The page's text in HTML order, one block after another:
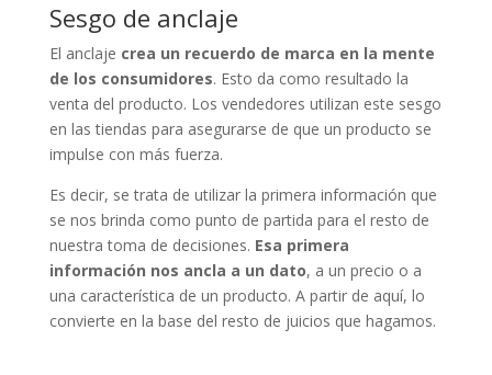
Sesgo de anclaje
El anclaje crea un recuerdo de marca en la mente
de los consumidores. Esto da como resultado la
venta del producto. Los vendedores utilizan este sesgo
en las tiendas para asegurarse de que un producto se
impulse con más fuerza.
Es decir, se trata de utilizar la primera información que
se nos brinda como punto de partida para el resto de
nuestra toma de decisiones. Esa primera
información nos ancla a un dato, a un precio o a
una característica de un producto. A partir de aquí, lo
convierte en la base del resto de juicios que hagamos.